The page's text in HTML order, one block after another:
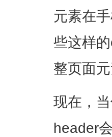
元素在
些这样
整页面元
现在，
header